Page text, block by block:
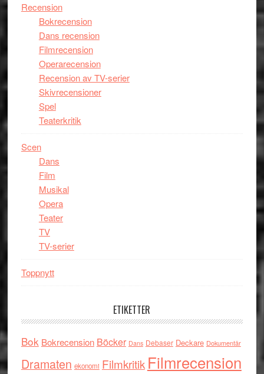
Recension
Bokrecension
Dans recension
Filmrecension
Operarecension
Recension av TV-serier
Skivrecensioner
Spel
Teaterkritik
Scen
Dans
Film
Musikal
Opera
Teater
TV
TV-serier
Toppnytt
ETIKETTER
Bok Bokrecension Böcker Dans Debaser Deckare Dokumentär
Dramaten ekonomi Filmkritik Filmrecension